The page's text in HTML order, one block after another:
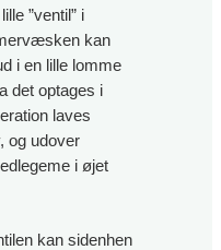
”ventil” i
kan
i en lille lomme
det optages i
laves
og udover
i øjet
kan sidenhen